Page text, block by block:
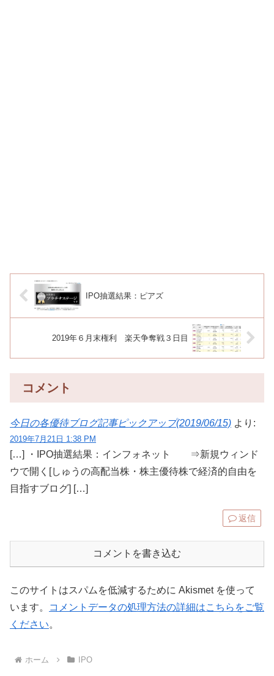
IPO抽選結果：ピアズ
2019年６月末権利 楽天争奪戦３日目
コメント
今日の各優待ブログ記事ピックアップ(2019/06/15) より:
2019年7月21日 1:38 PM
[…] ・IPO抽選結果：インフォネット ⇒新規ウィンド
ウで開く[しゅうの高配当株・株主優待株で経済的自由を
目指すブログ] […]
返信
コメントを書き込む
このサイトはスパムを低減するために Akismet を使って
います。
コメントデータの処理方法の詳細はこちらをご覧
ください。
ホーム IPO